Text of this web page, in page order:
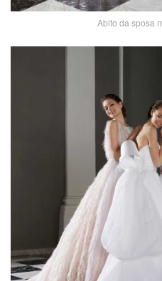
Abito da sposa